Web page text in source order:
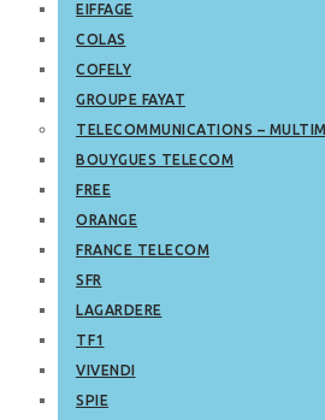
EIFFAGE
COLAS
COFELY
GROUPE FAYAT
TELECOMMUNICATIONS –
BOUYGUES TELECOM
FREE
ORANGE
FRANCE TELECOM
SFR
LAGARDERE
TF1
VIVENDI
SPIE